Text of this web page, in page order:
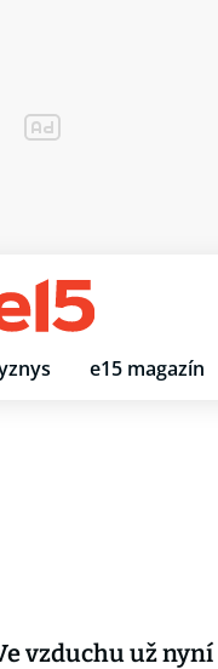
e15 magazín
vzduchu už nyní